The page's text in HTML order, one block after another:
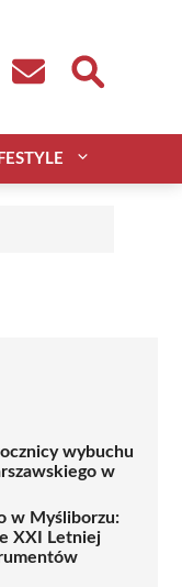
wybuchu
w
w Myśliborzu:
XXI Letniej